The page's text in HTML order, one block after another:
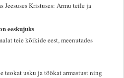
Jeesuses Kristuses: Armu teile ja
eeskujuks
teie kõikide eest, meenutades
teokat usku ja töökat armastust ning